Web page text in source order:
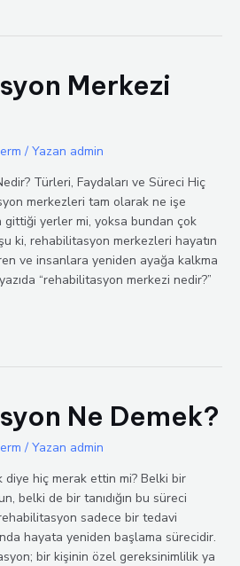
Merkezi
/ Yazan admin
Türleri, Faydaları ve Süreci Hiç
merkezleri tam olarak ne işe
gittiği yerler mi, yoksa bundan çok
ki, rehabilitasyon merkezleri hayatın
ve insanlara yeniden ayağa kalkma
“rehabilitasyon merkezi nedir?”
Ne Demek?
/ Yazan admin
hiç merak ettin mi? Belki bir
belki de bir tanıdığın bu süreci
sadece bir tedavi
hayata yeniden başlama sürecidir.
bir kişinin özel gereksinimlilik ya